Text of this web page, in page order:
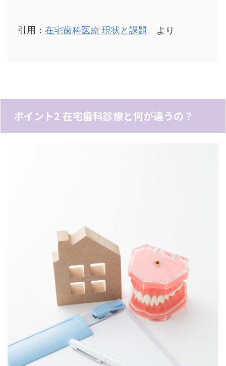
引用： 在宅歯科医療 現状と課題 より
ポイント2 在宅歯科診療と何が違うの？